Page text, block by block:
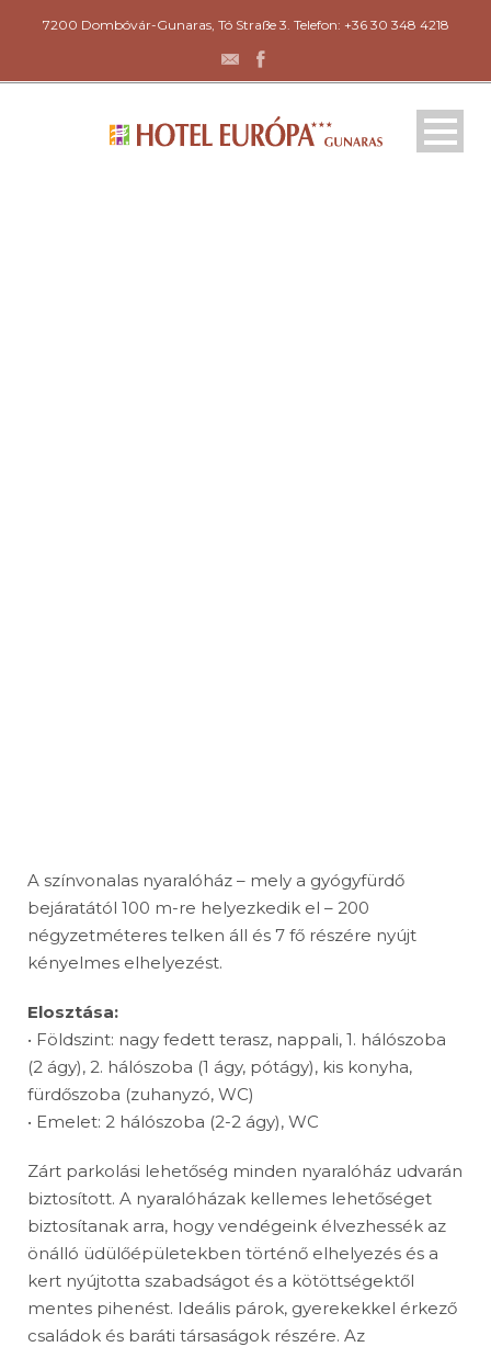
7200 Dombóvár-Gunaras, Tó Straße 3. Telefon: +36 30 348 4218
A színvonalas nyaralóház – mely a gyógyfürdő
bejáratától 100 m-re helyezkedik el – 200
négyzetméteres telken áll és 7 fő részére nyújt
kényelmes elhelyezést.
Elosztása:
• Földszint: nagy fedett terasz, nappali, 1. hálószoba
(2 ágy), 2. hálószoba (1 ágy, pótágy), kis konyha,
fürdőszoba (zuhanyzó, WC)
• Emelet: 2 hálószoba (2-2 ágy), WC
Zárt parkolási lehetőség minden nyaralóház udvarán
biztosított. A nyaralóházak kellemes lehetőséget
biztosítanak arra, hogy vendégeink élvezhessék az
önálló üdülőépületekben történő elhelyezés és a
kert nyújtotta szabadságot és a kötöttségektől
mentes pihenést. Ideális párok, gyerekekkel érkező
családok és baráti társaságok részére. Az